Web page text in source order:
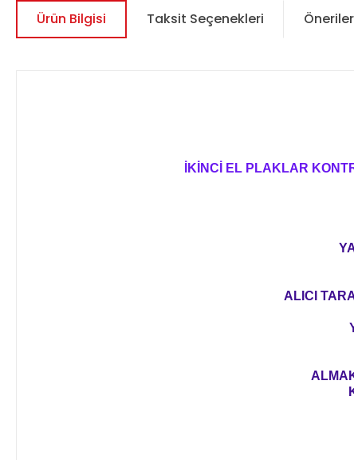
Ürün Bilgisi Taksit Seçenekleri
İKİNCİ EL PLAKLAR
ALICI